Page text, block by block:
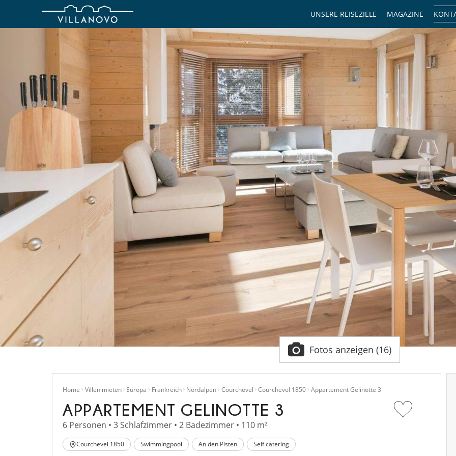
MAGAZINE
UNSERE REISEZIELE
Fotos anzeigen (16)
Home Villen mieten Europa Frankreich Nordalpen Courchevel Courchevel 1850 Appartement Gelinotte 3
APPARTEMENT GELINOTTE 3
6 Personen • 3 Schlafzimmer • 2 Badezimmer • 110 m²
Courchevel 1850 Swimmingpool An den Pisten Self catering